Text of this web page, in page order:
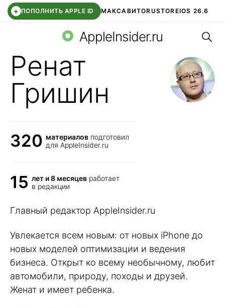
+ ПОПОЛНИТЬ APPLE ID МАКСАВИТОRUSTOREIOS 26.6
СБЕР КИДС ВТБ ОНЛАЙН ЧАТ В ROBLOX
AppleInsider.ru
Ренат
Гришин
320 материалов подготовил
для AppleInsider.ru
15 лет и 8 месяцев работает
в редакции
Главный редактор AppleInsider.ru
Увлекается всем новым: от новых iPhone до
новых моделей оптимизации и ведения
бизнеса. Открыт ко всему необычному, любит
автомобили, природу, походы и друзей.
Женат и имеет ребенка.